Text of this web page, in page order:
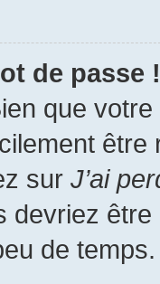
de passe !
que
sur J’ai
devriez
de temps.